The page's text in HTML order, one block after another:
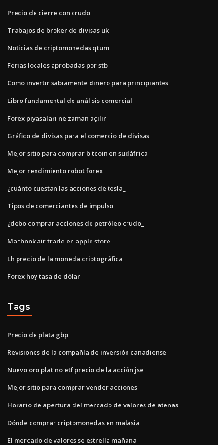
Precio de cierre con crudo
Trabajos de broker de divisas uk
Noticias de criptomonedas qtum
Ferias locales aprobadas por stb
Como invertir sabiamente dinero para principiantes
Libro fundamental de análisis comercial
Forex piyasaları ne zaman açılır
Gráfico de divisas para el comercio de divisas
Mejor sitio para comprar bitcoin en sudáfrica
Mejor rendimiento robot forex
¿cuánto cuestan las acciones de tesla_
Tipos de comerciantes de impulso
¿debo comprar acciones de petróleo crudo_
Macbook air trade en apple store
Lh precio de la moneda criptográfica
Forex hoy tasa de dólar
Tags
Precio de plata gbp
Revisiones de la compañía de inversión canadiense
Nuevo oro platino etf precio de la acción jse
Mejor sitio para comprar vender acciones
Horario de apertura del mercado de valores de atenas
Dónde comprar criptomonedas en malasia
El mercado de valores se estrella mañana